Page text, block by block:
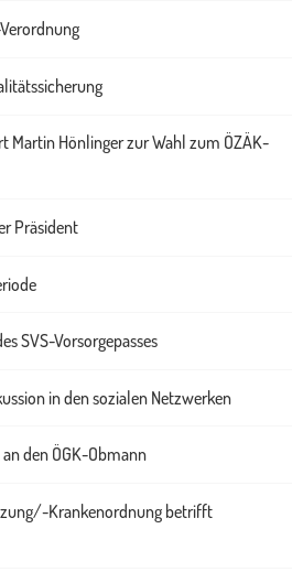
Martin Hönlinger zur Wahl zum ÖZÄK-
Präsident
SVS-Vorsorgepasses
in den sozialen Netzwerken
den ÖGK-Obmann
Krankenordnung betrifft